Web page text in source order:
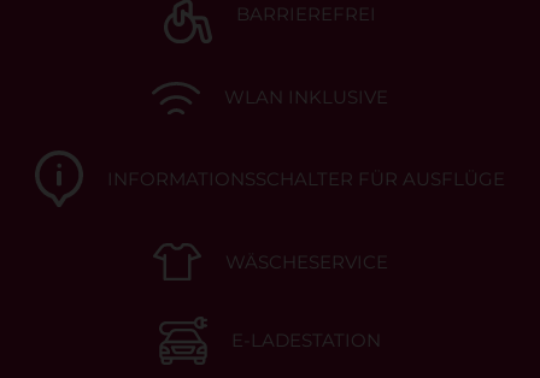
BARRIEREFREI
WLAN INKLUSIVE
INFORMATIONSSCHALTER FÜR AUSFLÜGE
WÄSCHESERVICE
E-LADESTATION